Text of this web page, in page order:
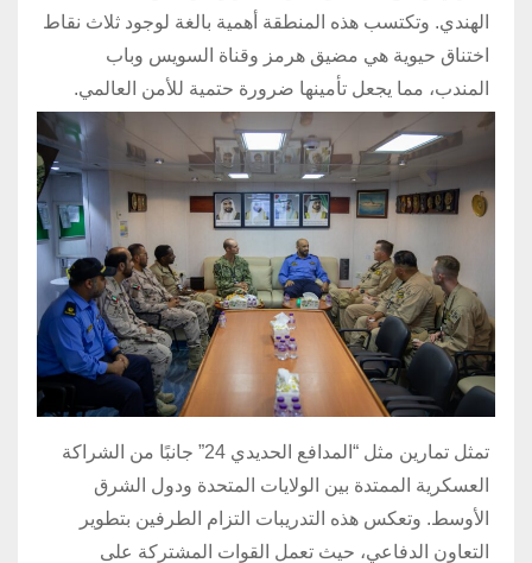
الهندي. وتكتسب هذه المنطقة أهمية بالغة لوجود ثلاث نقاط
اختناق حيوية هي مضيق هرمز وقناة السويس وباب
المندب، مما يجعل تأمينها ضرورة حتمية للأمن العالمي.
تمثل تمارين مثل “المدافع الحديدي 24” جانبًا من الشراكة
العسكرية الممتدة بين الولايات المتحدة ودول الشرق
الأوسط. وتعكس هذه التدريبات التزام الطرفين بتطوير
التعاون الدفاعي، حيث تعمل القوات المشتركة على